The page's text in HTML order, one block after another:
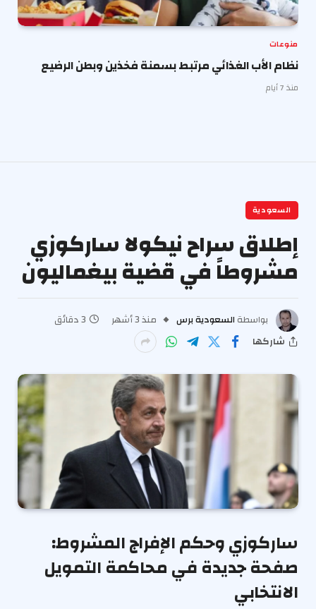
منوعات
نظام الأب الغذائي مرتبط بسمنة فخذين وبطن الرضيع
منذ 7 أيام
السعودية
إطلاق سراح نيكولا ساركوزي
مشروطاً في قضية بيغماليون
بواسطة السعودية برس منذ 3 أشهر
3 دقائق
شاركها
ساركوزي وحكم الإفراج المشروط:
صفحة جديدة في محاكمة التمويل
الانتخابي